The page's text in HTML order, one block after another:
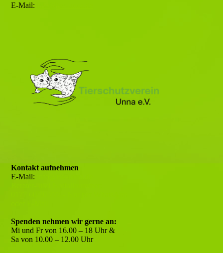
E-Mail:
Kontakt aufnehmen
E-Mail:
Spenden nehmen wir gerne an:
Mi und Fr von 16.00 – 18 Uhr &
Sa von 10.00 – 12.00 Uhr